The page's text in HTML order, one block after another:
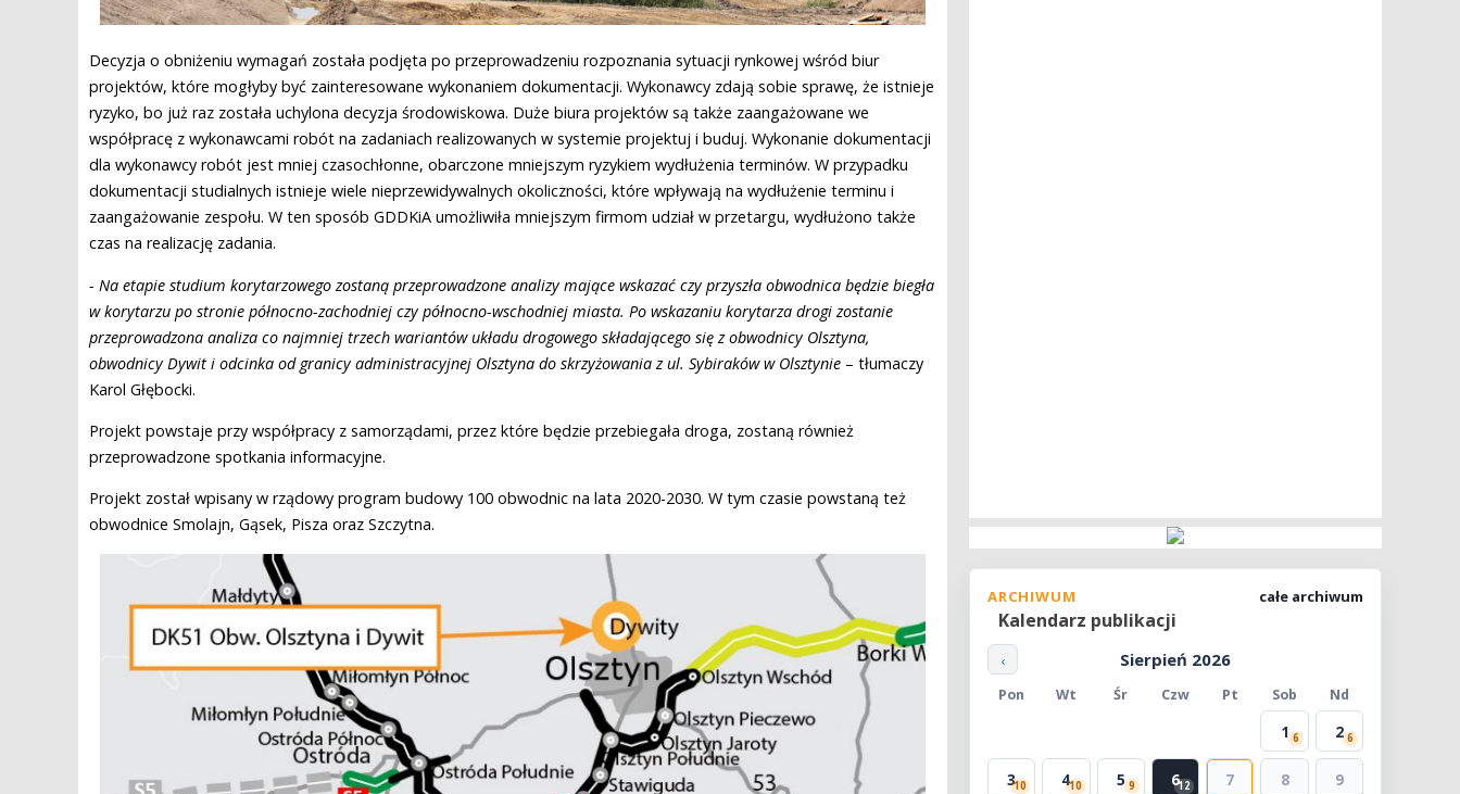
Decyzja o obniżeniu wymagań została podjęta po przeprowadzeniu rozpoznania sytuacji rynkowej wśród biur
projektów, które mogłyby być zainteresowane wykonaniem dokumentacji. Wykonawcy zdają sobie sprawę, że istnieje
ryzyko, bo już raz została uchylona decyzja środowiskowa. Duże biura projektów są także zaangażowane we
współpracę z wykonawcami robót na zadaniach realizowanych w systemie projektuj i buduj. Wykonanie dokumentacji
dla wykonawcy robót jest mniej czasochłonne, obarczone mniejszym ryzykiem wydłużenia terminów. W przypadku
dokumentacji studialnych istnieje wiele nieprzewidywalnych okoliczności, które wpływają na wydłużenie terminu i
zaangażowanie zespołu. W ten sposób GDDKiA umożliwiła mniejszym firmom udział w przetargu, wydłużono także
czas na realizację zadania.
- Na etapie studium korytarzowego zostaną przeprowadzone analizy mające wskazać czy przyszła obwodnica będzie biegła
w korytarzu po stronie północno-zachodniej czy północno-wschodniej miasta. Po wskazaniu korytarza drogi zostanie
przeprowadzona analiza co najmniej trzech wariantów układu drogowego składającego się z obwodnicy Olsztyna,
obwodnicy Dywit i odcinka od granicy administracyjnej Olsztyna do skrzyżowania z ul. Sybiraków w Olsztynie – tłumaczy
Karol Głębocki.
Projekt powstaje przy współpracy z samorządami, przez które będzie przebiegała droga, zostaną również
przeprowadzone spotkania informacyjne.
Projekt został wpisany w rządowy program budowy 100 obwodnic na lata 2020-2030. W tym czasie powstaną też
obwodnice Smolajn, Gąsek, Pisza oraz Szczytna.
ARCHIWUM
Kalendarz publikacji
całe archiwum
‹ Sierpień 2026
Pon Wt Śr Czw Pt Sob Nd
1 6 2 6
310 410 5 9 612 7 8 9